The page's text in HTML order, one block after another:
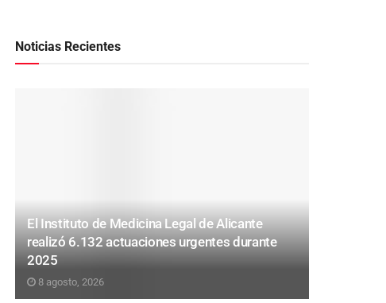
Noticias Recientes
El Instituto de Medicina Legal de Alicante
realizó 6.132 actuaciones urgentes durante
2025
8 agosto, 2026